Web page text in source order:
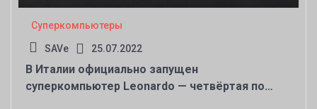
Суперкомпьютеры
SAVe 25.07.2022
В Италии официально запущен
суперкомпьютер Leonardo — четвёртая по